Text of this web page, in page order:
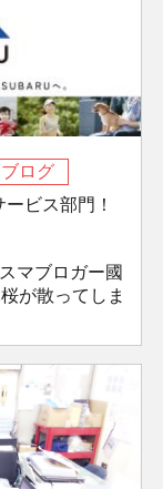
ログ
ビス部門！
マブロガー國
が散ってしま